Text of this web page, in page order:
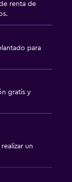
renta de
para
gratis y
realizar un